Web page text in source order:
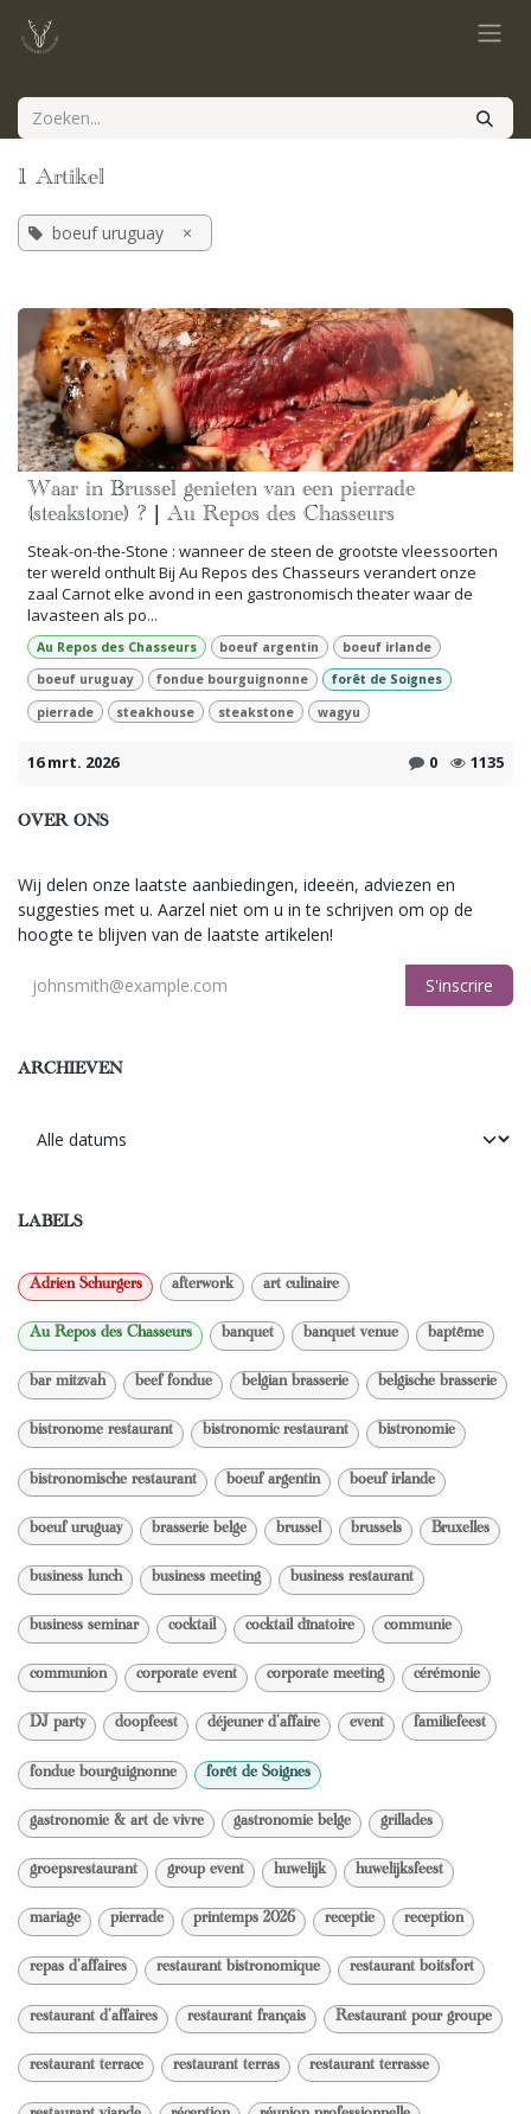
1 Artikel
boeuf uruguay ×
Waar in Brussel genieten van een pierrade
(steakstone) ? | Au Repos des Chasseurs
Steak-on-the-Stone : wanneer de steen de grootste vleessoorten
ter wereld onthult Bij Au Repos des Chasseurs verandert onze
zaal Carnot elke avond in een gastronomisch theater waar de
lavasteen als po...
Au Repos des Chasseurs boeuf argentin
boeuf irlande
boeuf uruguay
fondue bourguignonne
forêt de Soignes
pierrade
steakhouse steakstone wagyu
16 mrt. 2026 0 1135
OVER ONS
Wij delen onze laatste aanbiedingen, ideeën, adviezen en
suggesties met u. Aarzel niet om u in te schrijven om op de
hoogte te blijven van de laatste artikelen!
S'inscrire
ARCHIEVEN
LABELS
Adrien Schurgers afterwork art culinaire
Au Repos des Chasseurs banquet banquet venue baptême
bar mitzvah beef fondue belgian brasserie belgische brasserie
bistronome restaurant bistronomic restaurant bistronomie
bistronomische restaurant boeuf argentin boeuf irlande
boeuf uruguay brasserie belge brussel brussels Bruxelles
business lunch business meeting business restaurant
business seminar cocktail cocktail dînatoire communie
communion corporate event corporate meeting cérémonie
DJ party doopfeest déjeuner d'affaire event familiefeest
fondue bourguignonne forêt de Soignes
gastronomie & art de vivre gastronomie belge grillades
groepsrestaurant group event huwelijk huwelijksfeest
mariage pierrade printemps 2026 receptie reception
repas d'affaires restaurant bistronomique restaurant boitsfort
restaurant d'affaires restaurant français Restaurant pour groupe
restaurant terrace restaurant terras restaurant terrasse